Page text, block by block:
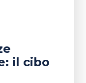
il cibo